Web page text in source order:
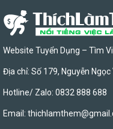
Website Tuyển Dụng – Tìm
Địa chỉ: Số 179, Nguyễn Ngọc
Hotline/ Zalo: 0832 888 688
Email: